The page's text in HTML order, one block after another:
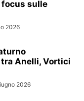
sulle
2026
tra Anelli, Vortici
2026